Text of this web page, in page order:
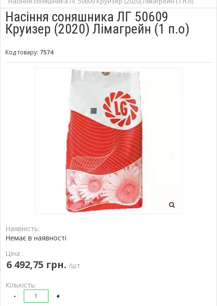
Насіння соняшника ЛГ 50609
Круизер (2020) Лімагрейн (1 п.о)
Код товару: 7574
Наявність:
Немає в наявності
Ціна :
6 492,75 грн. /шт
Кількість:
- +